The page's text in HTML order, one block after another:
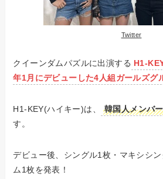
Twitter
クイーンダムパズルに出演する H1-
年1月にデビューした4人組ガールズグ
H1-KEY(ハイキー)は、 韓国人メンバ
す。
デビュー後、シングル1枚・マキシシ
ム1枚を発表！